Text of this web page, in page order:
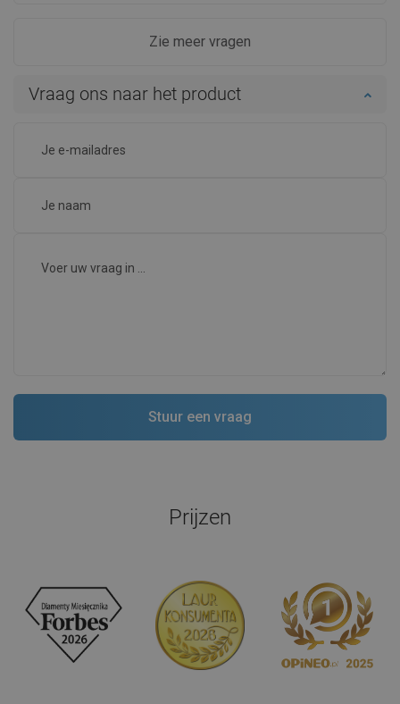
Zie meer vragen
Vraag ons naar het product
Prijzen